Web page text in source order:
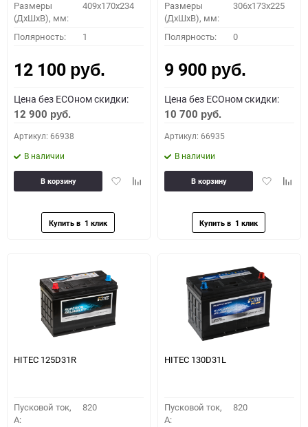
Размеры
(ДхШхВ), мм:
409x170x234
Полярность: 1
12 100 руб.
Цена без ECOном скидки:
12 900 руб.
Артикул: 66938
В наличии
ДобавитьДобавить
В корзину
Размеры
(ДхШхВ), мм:
306x173x225
Полярность: 0
9 900 руб.
Цена без ECOном скидки:
10 700 руб.
Артикул: 66935
В наличии
Добавить
В корзину
HITEC 125D31R
Пусковой ток,
A:
820
HITEC 130D31L
Пусковой ток,
A:
820